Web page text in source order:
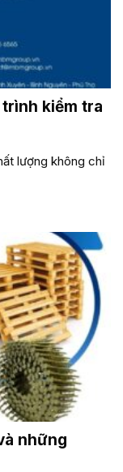
kiểm tra
lượng không chỉ
những